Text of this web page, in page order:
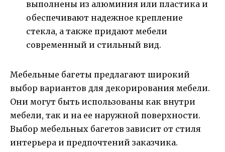
выполнены из алюминия или пластика и
обеспечивают надежное крепление
стекла, а также придают мебели
современный и стильный вид.
Мебельные багеты предлагают широкий
выбор вариантов для декорирования мебели.
Они могут быть использованы как внутри
мебели, так и на ее наружной поверхности.
Выбор мебельных багетов зависит от стиля
интерьера и предпочтений заказчика.